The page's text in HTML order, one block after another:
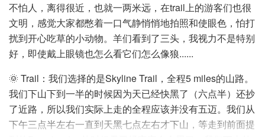
不怕人，离得很近，也就一两米远，在trail上的游客们也很
文明，感觉大家都憋着一口气静悄悄地拍照和使眼色，怕打
扰到开心吃草的小动物。羊们看到了三头，我视力不是特别
好，即使戴上眼镜也怎么看它们怎么像狼......
🌞 Trail：我们选择的是Skyline Trail，全程5 miles的山路。
我们下山下到一半的时候因为天已经快黑了（六点半）还抄
了近路，所以我们实际上走的全程应该并没有五迈。我们从
下午三点半左右一直到天黑七点左右才下山，等走到前面提